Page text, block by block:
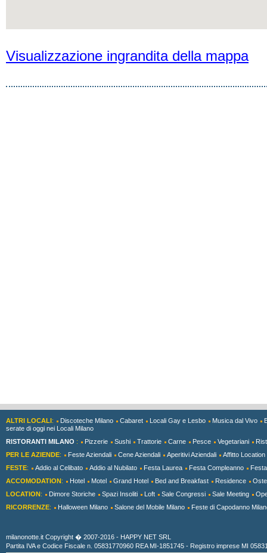
Visualizzazione ingrandita della mappa
ALTRI LOCALI: Discoteche Milano Cabaret Locali Gay e Lesbo Musica dal Vivo
serate di oggi nei Locali Milano
RISTORANTI MILANO : Pizzerie Sushi Trattorie Carne Pesce Vegetariani
PER LE AZIENDE: Feste Aziendali Cene Aziendali Aperitivi Aziendali
Affitto Location
FESTE: Addio al Celibato Addio al Nubilato Festa Laurea Festa Compleanno
ACCOMODATION: Hotel Motel Grand Hotel Bed and Breakfast Residence
LOCATION: Dimore Storiche Spazi Insoliti Loft Sale Congressi Sale Meeting
RICORRENZE: Halloween Milano Salone del Mobile Milano Feste di Capodanno
milanonotte.it Copyright � 2007-2016 - HAPPY NET SRL
Partita IVA e Codice Fiscale n. 05831770960 REA MI-1851745 - Registro imprese MI